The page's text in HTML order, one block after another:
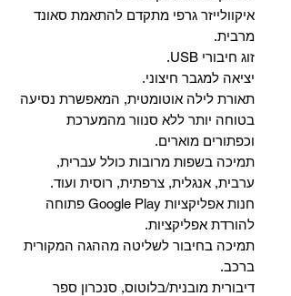
איקוולייזר גרפי מתקדם להתאמת סאונד
מרבית.
זוג חיבורי USB.
יציאה למגבר חיצוני.
תאורת לילה אוטומטית, המאפשרת נסיעה
בטוחה יותר ללא סנוור מהמערכת
וכפתורים מוארים.
תמיכה בשפות מרובות כולל עברית,
ערבית, אנגלית, צרפתית, רוסית ועוד.
‏חנות אפליקציות Google Play פתוחה
להורדת אפליקציות.
‏תמיכה בחיבור לשליטה מההגה המקורית
ברכב.
‏דיבורית מובנית/בלוטוס, ‏סנכרון ספר